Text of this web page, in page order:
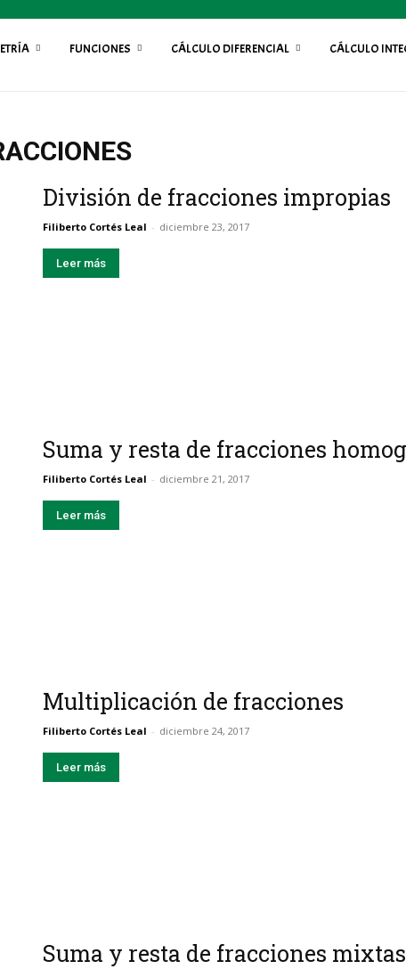
FUNCIONES CÁLCULO DIFERENCIAL CÁLCULO
División de fracciones impropias
Filiberto Cortés Leal - diciembre 23, 2017
Leer más
Suma y resta de fracciones
Filiberto Cortés Leal - diciembre 21, 2017
Leer más
Multiplicación de fracciones
Filiberto Cortés Leal - diciembre 24, 2017
Leer más
Suma y resta de fracciones mixtas